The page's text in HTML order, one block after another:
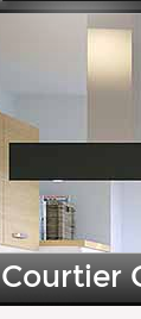
Courtier